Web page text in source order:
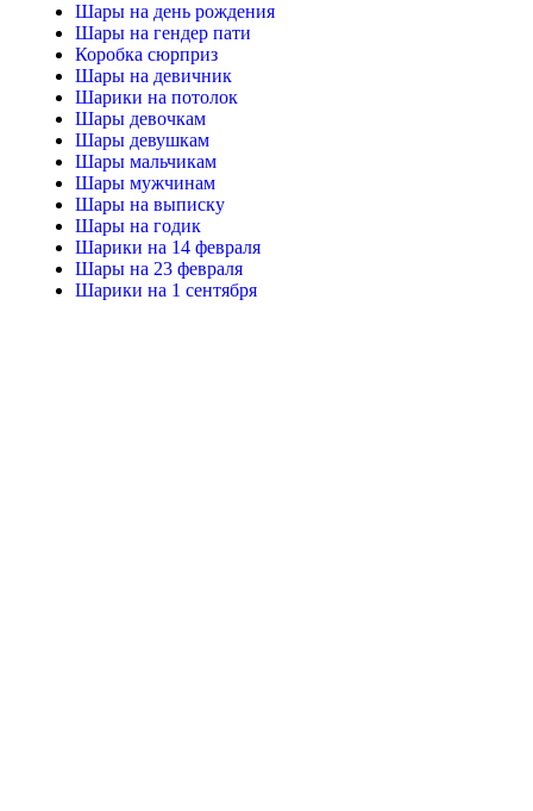
Шары на день рождения
Шары на гендер пати
Коробка сюрприз
Шары на девичник
Шарики на потолок
Шары девочкам
Шары девушкам
Шары мальчикам
Шары мужчинам
Шары на выписку
Шары на годик
Шарики на 14 февраля
Шары на 23 февраля
Шарики на 1 сентября